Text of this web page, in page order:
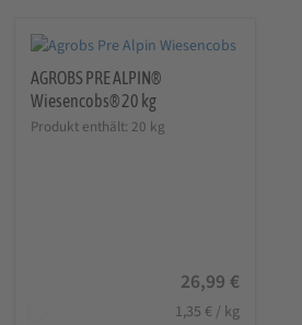
AGROBS PRE ALPIN®
Wiesencobs® 20 kg
Produkt enthält: 20 kg
26,99€
1,35 € / kg